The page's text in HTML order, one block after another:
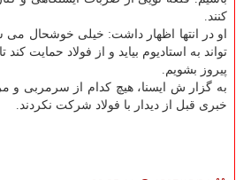
كنند.
او در انتها اظهار داشت: خیلی خوشحال
تواند به استادیوم بیاید و از فولاد حمایت كند
پیروز بشویم.
به گزار ش ایسنا، هیچ كدام از سرمربی و
خبری قبل از دیدار با فولاد شركت نكردند.